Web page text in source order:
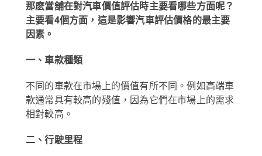
那麽當舖在對汽車價值評估時主要看哪些方面呢？
主要看4個方面，這是影響汽車評估價格的最主要
因素。
一、車款種類
不同的車款在市場上的價值有所不同。例如高端車
款通常具有較高的殘值，因為它們在市場上的需求
相對較高。
二、行駛里程